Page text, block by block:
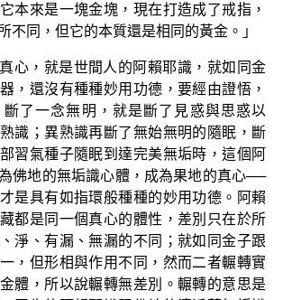
本來是一塊金塊，現在打造成了戒指，
不同，但它的本質還是相同的黃金。」
心，就是世間人的阿賴耶識，就如同金
，還沒有種種妙用功德，要經由證悟，
了一念無明，就是斷了見惑與思惑以
識；異熟識再斷了無始無明的隨眠，斷
習氣種子隨眠到達完美無垢時，這個阿
佛地的無垢識心體，成為果地的真心──
是具有如指環般種種的妙用功德。阿賴
都是同一個真心的體性，差別只在於所
淨、有漏、無漏的不同；就如同金子跟
，但形相與作用不同，然而二者輾轉實
體，所以說輾轉無差別。輾轉的意思是